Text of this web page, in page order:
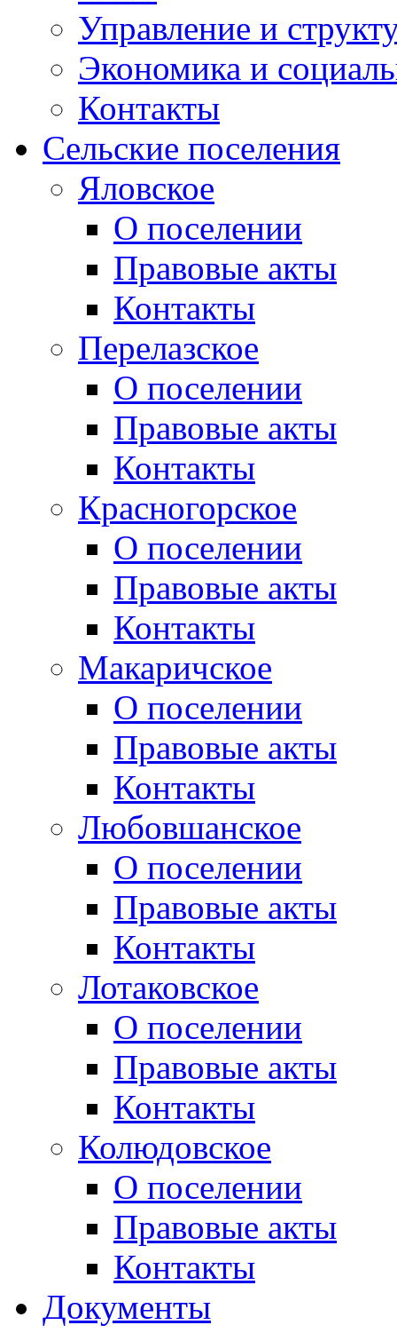
Управление и
Экономика и
Контакты
Сельские поселения
Яловское
О поселении
Правовые акты
Контакты
Перелазское
О поселении
Правовые акты
Контакты
Красногорское
О поселении
Правовые акты
Контакты
Макаричское
О поселении
Правовые акты
Контакты
Любовшанское
О поселении
Правовые акты
Контакты
Лотаковское
О поселении
Правовые акты
Контакты
Колюдовское
О поселении
Правовые акты
Контакты
Документы